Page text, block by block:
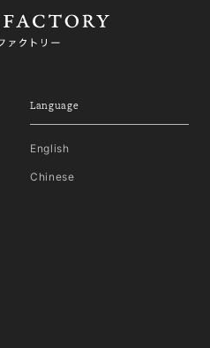
Language
English
Chinese